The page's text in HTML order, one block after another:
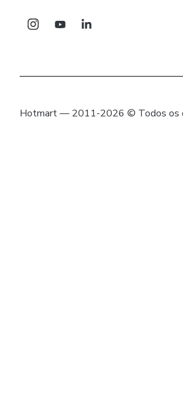
Hotmart — 2011-2026 © Todos os